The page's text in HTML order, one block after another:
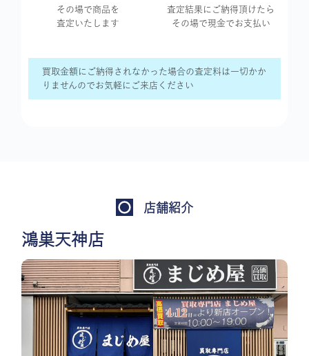
その場で商品を
査定いたします
査定結果に ご納得頂けたら
その場で現金で お支払い
買取金額にご納得されなかった場合の査定料は一切かか
りませんのでお気軽にご来店ください
店舗紹介
鴻巣天神店